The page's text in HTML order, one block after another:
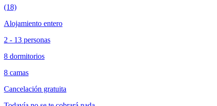
(18)
Alojamiento entero
2 - 13 personas
8 dormitorios
8 camas
Cancelación gratuita